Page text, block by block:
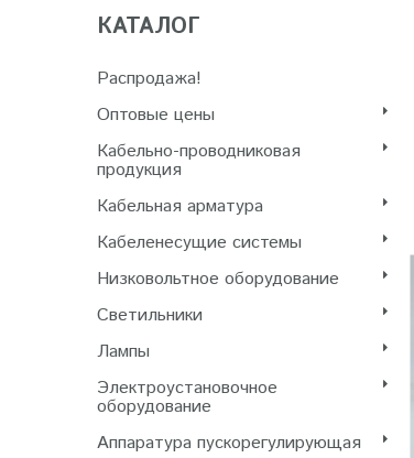
КАТАЛОГ
Распродажа!
Оптовые цены
Кабельно-проводниковая
продукция
Кабельная арматура
Кабеленесущие системы
Низковольтное оборудование
Светильники
Лампы
Электроустановочное
оборудование
Аппаратура пускорегулирующая